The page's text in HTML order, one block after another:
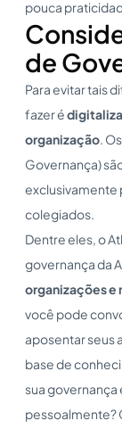
pouca
de
Para evitar tais
fazer é
organização.
Governança)
exclusivamente
colegiados.
Dentre eles, o
governança da
organizações e
você pode
aposentar seus
base de
sua governança
pessoalmente?